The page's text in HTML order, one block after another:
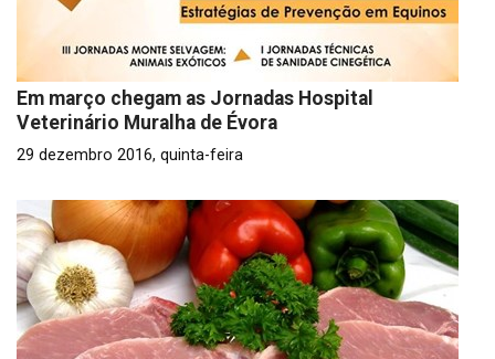
Em março chegam as Jornadas Hospital
Veterinário Muralha de Évora
29 dezembro 2016, quinta-feira